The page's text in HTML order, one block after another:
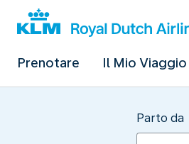
Prenotare Il Mio Viaggio
Parto da